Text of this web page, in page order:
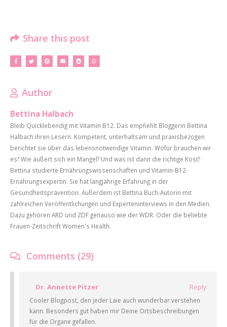
Share this post
Author
Bettina Halbach
Bleib Quicklebendig mit Vitamin B12. Das empfiehlt Bloggerin Bettina
Halbach ihren Lesern. Kompetent, unterhaltsam und praxisbezogen
berichtet sie über das lebensnotwendige Vitamin. Wofür brauchen wir
es? Wie äußert sich ein Mangel? Und was ist dann die richtige Kost?
Bettina studierte Ernährungswissenschaften und Vitamin-B12-
Ernährungsexpertin. Sie hat langjährige Erfahrung in der
Gesundheitsprävention. Außerdem ist Bettina Buch-Autorin mit
zahlreichen Veröffentlichungen und Experteninterviews in den Medien.
Dazu gehören ARD und ZDF genauso wie der WDR. Oder die beliebte
Frauen-Zeitschrift Women's Health.
Comments (29)
Dr. Annette Pitzer Reply
Cooler Blogpost, den jeder Laie auch wunderbar verstehen
kann. Besonders gut haben mir Deine Ortsbeschreibungen
für die Organe gefallen.